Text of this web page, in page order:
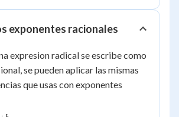
exponentes racionales
expresion radical se escribe como
se pueden aplicar las mismas
que usas con exponentes